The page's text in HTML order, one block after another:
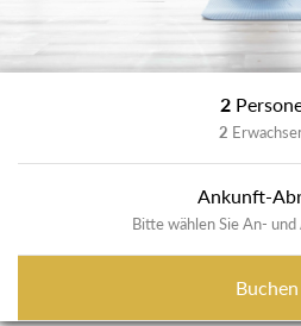
2
2
Ankunft-
Bitte wählen Sie An-
Buchen